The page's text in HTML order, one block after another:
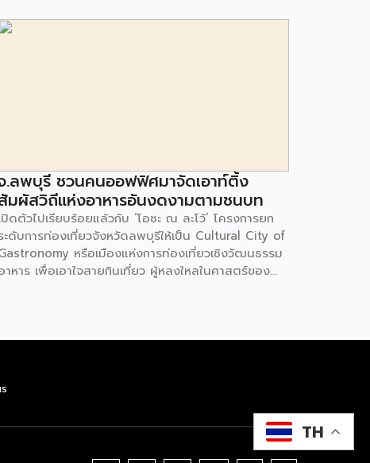
.ลพบุรี ชวนคนออฟฟิศมาจัดเอาท์ติ้ง
มผัสวิถีแห่งอาหารอันงดงามตามชนบท
ปิดตัวไปเรียบร้อยแล้วกับ ‘โอชะ ณ ละโว้’ โครงการยก
ะดับการท่องเที่ยวจังหวัดลพบุรีให้เป็น Cultural City of
หรือเมืองแห่งการท่องเที่ยวเชิงวัฒนธรรม
าหาร เพื่อเอาใจสายกินเที่ยว ผู้หลงใหลในศาสตร์ของ
ฒนธรรม 300 – 3,000 ปี ที่สืบทอดจากรุ่นสู่รุ่นจนถึง
มชนเขาสมอคอน, ชุมชนไทยพวนบ้านทราย, ชุมชน
มีไฮไลท์คือการพัฒนาเชฟชุมชน เชฟรุ่นใหม่ ร่วมกับเชฟ
ชั้นครูอย่างเชฟกระทะเหล็ก ชุมพล แจ้ง ไพร เพื่อรังสรรค์
TH